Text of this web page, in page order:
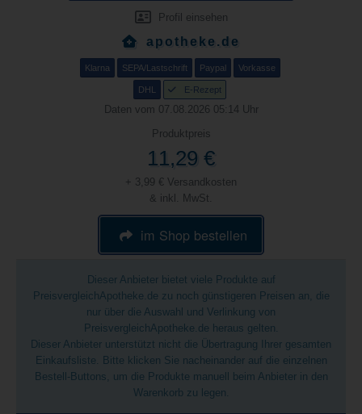
Profil einsehen
apotheke.de
Klarna SEPA/Lastschrift Paypal Vorkasse
DHL E-Rezept
Daten vom 07.08.2026 05:14 Uhr
Produktpreis
11,29 €
+ 3,99 € Versandkosten
& inkl. MwSt.
im Shop bestellen
Dieser Anbieter bietet viele Produkte auf
PreisvergleichApotheke.de zu noch günstigeren Preisen an, die
nur über die Auswahl und Verlinkung von
PreisvergleichApotheke.de heraus gelten.
Dieser Anbieter unterstützt nicht die Übertragung Ihrer gesamten
Einkaufsliste. Bitte klicken Sie nacheinander auf die einzelnen
Bestell-Buttons, um die Produkte manuell beim Anbieter in den
Warenkorb zu legen.